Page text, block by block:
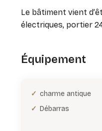
Le bâtiment vient
électriques, portier
Équipement
charme antique
Débarras